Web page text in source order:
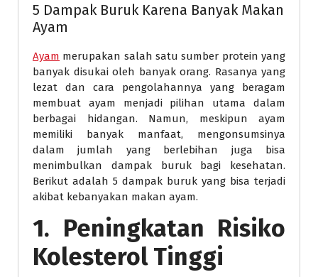
5 Dampak Buruk Karena Banyak Makan
Ayam
Ayam merupakan salah satu sumber protein yang
banyak disukai oleh banyak orang. Rasanya yang
lezat dan cara pengolahannya yang beragam
membuat ayam menjadi pilihan utama dalam
berbagai hidangan. Namun, meskipun ayam
memiliki banyak manfaat, mengonsumsinya
dalam jumlah yang berlebihan juga bisa
menimbulkan dampak buruk bagi kesehatan.
Berikut adalah 5 dampak buruk yang bisa terjadi
akibat kebanyakan makan ayam.
1. Peningkatan Risiko
Kolesterol Tinggi